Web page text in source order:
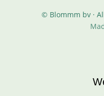
© Blommm bv ·